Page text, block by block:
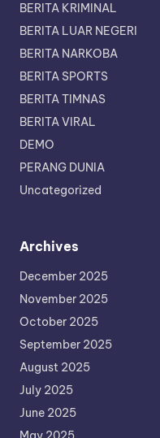
BERITA KRIMINAL
BERITA LUAR NEGERI
BERITA NARKOBA
BERITA SPORTS
BERITA TIMNAS
BERITA VIRAL
DEMO
PERANG DUNIA
Uncategorized
Archives
December 2025
November 2025
October 2025
September 2025
August 2025
July 2025
June 2025